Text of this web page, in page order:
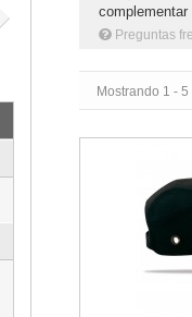
complementar
Preguntas
Mostrando 1 -